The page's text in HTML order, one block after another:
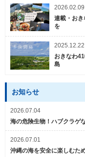
2026.02.09
連載・お
を
2025.12.22
おきなわ
島
お知らせ
2026.07.04
海の危険生物！ハブクラゲ
2026.07.01
沖縄の海を安全に楽しむた